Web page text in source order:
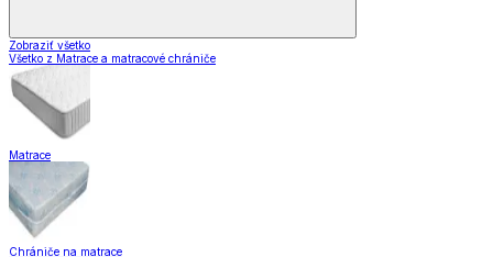
Zobraziť všetko
Všetko z Matrace a matracové chrániče
Matrace
Chrániče na matrace